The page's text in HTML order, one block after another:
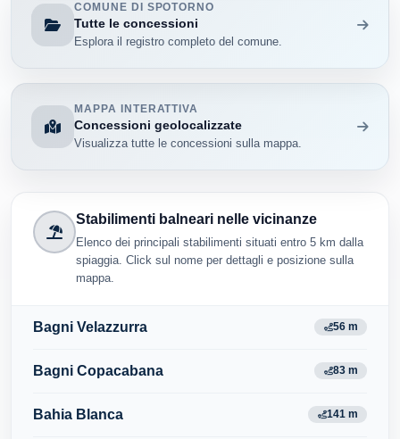
COMUNE DI SPOTORNO
Tutte le concessioni
Esplora il registro completo del comune.
MAPPA INTERATTIVA
Concessioni geolocalizzate
Visualizza tutte le concessioni sulla mappa.
Stabilimenti balneari nelle vicinanze
Elenco dei principali stabilimenti situati entro 5 km dalla
spiaggia. Click sul nome per dettagli e posizione sulla
mappa.
Bagni Velazzurra 56 m
Bagni Copacabana 83 m
Bahia Blanca 141 m